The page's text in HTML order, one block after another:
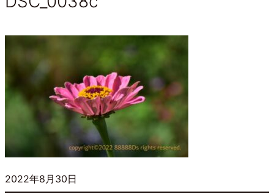
2022年8月30日